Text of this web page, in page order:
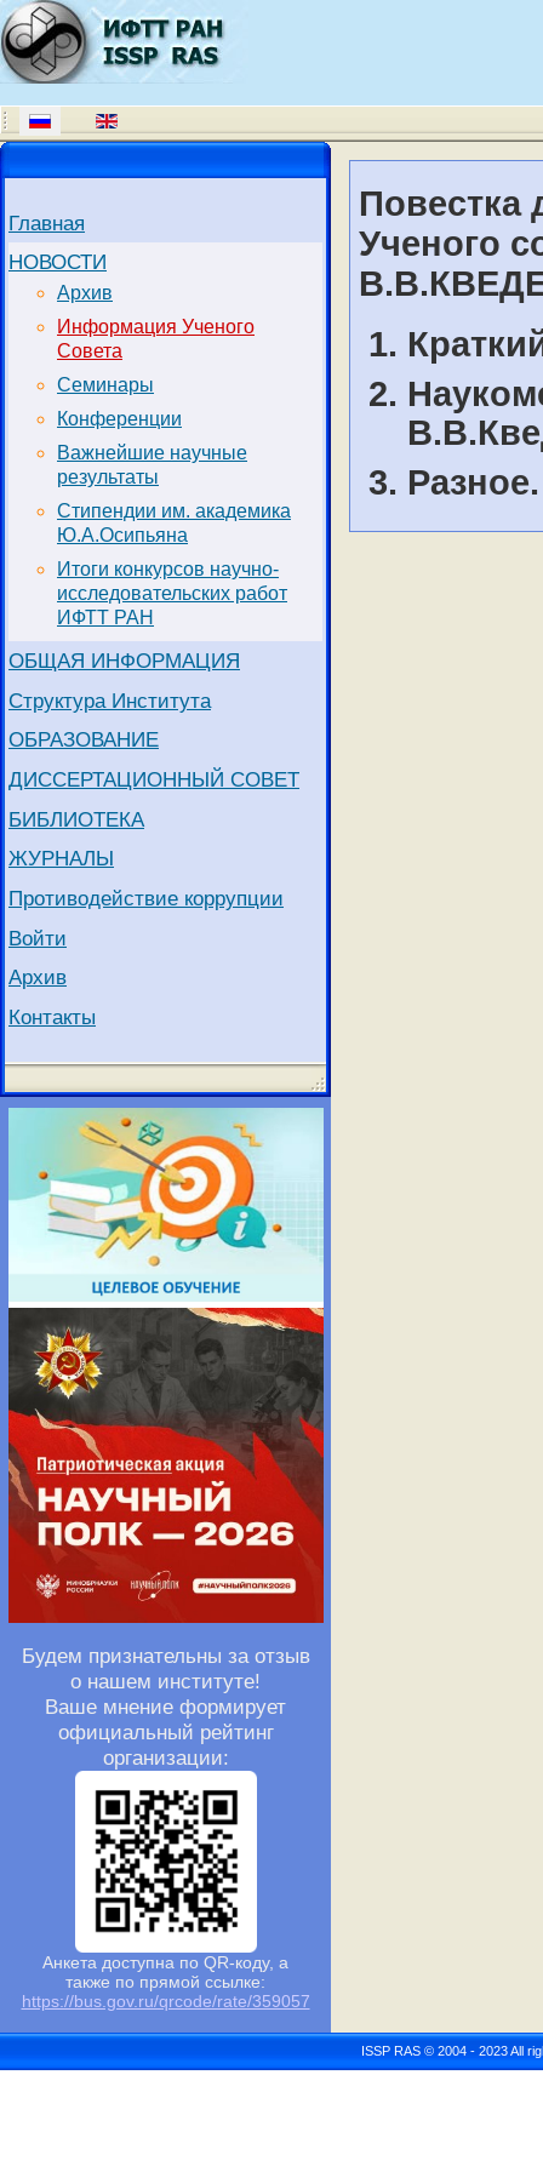
Главная
НОВОСТИ
Архив
Информация Ученого
Совета
Семинары
Конференции
Важнейшие научные
результаты
Стипендии им. академика
Ю.А.Осипьяна
Итоги конкурсов научно-
исследовательских работ
ИФТТ РАН
ОБЩАЯ ИНФОРМАЦИЯ
Структура Института
ОБРАЗОВАНИЕ
ДИССЕРТАЦИОННЫЙ СОВЕТ
БИБЛИОТЕКА
ЖУРНАЛЫ
Противодействие коррупции
Войти
Архив
Контакты
Будем признательны за отзыв
о нашем институте!
Ваше мнение формирует
официальный рейтинг
организации:
Анкета доступна по QR-коду, а
также по прямой ссылке:
https://bus.gov.ru/qrcode/rate/359057
Повестка
Ученого
Разное.
ISSP RAS © 2004 - 2023 All